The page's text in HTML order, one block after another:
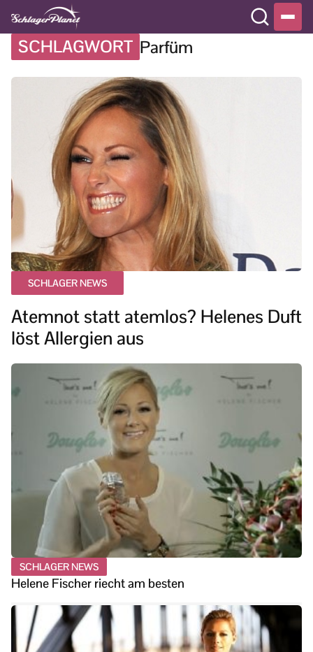
SCHLAGWORT Parfüm
SCHLAGER NEWS
Atemnot statt atemlos? Helenes Duft
löst Allergien aus
SCHLAGER NEWS
Helene Fischer riecht am besten